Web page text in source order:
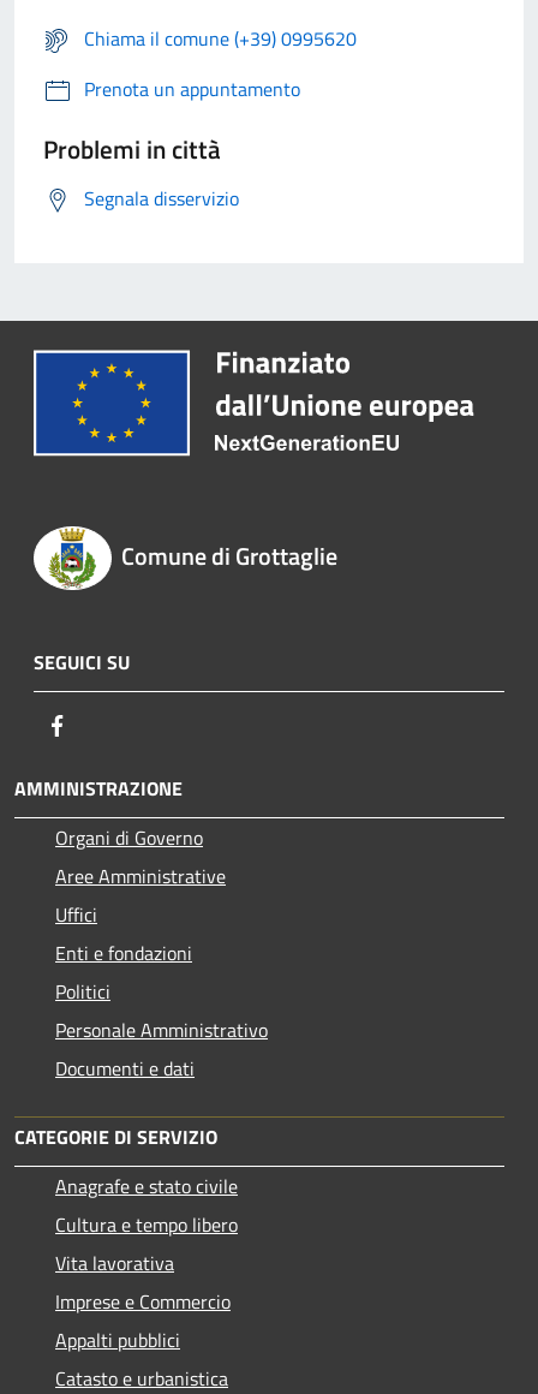
Chiama il comune (+39) 0995620
Prenota un appuntamento
Problemi in città
Segnala disservizio
Comune di Grottaglie
SEGUICI SU
AMMINISTRAZIONE
Organi di Governo
Aree Amministrative
Uffici
Enti e fondazioni
Politici
Personale Amministrativo
Documenti e dati
CATEGORIE DI SERVIZIO
Anagrafe e stato civile
Cultura e tempo libero
Vita lavorativa
Imprese e Commercio
Appalti pubblici
Catasto e urbanistica